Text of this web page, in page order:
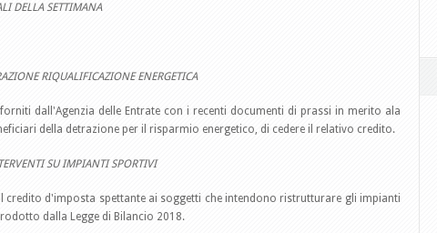
DELLA SETTIMANA
RIQUALIFICAZIONE ENERGETICA
dall'Agenzia delle Entrate con i recenti documenti di prassi in merito ala
della detrazione per il risparmio energetico, di cedere il relativo credito.
SU IMPIANTI SPORTIVI
credito d'imposta spettante ai soggetti che intendono ristrutturare gli impianti
dalla Legge di Bilancio 2018.